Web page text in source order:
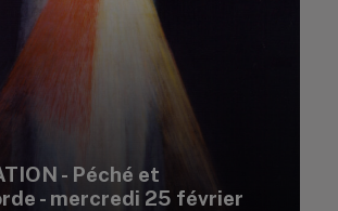
- Péché et
- mercredi 25 février